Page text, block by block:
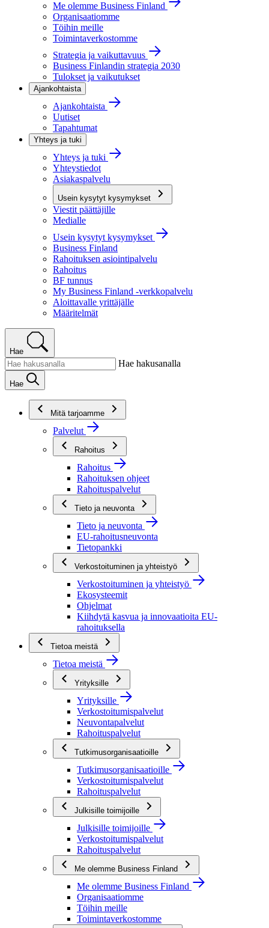
Me olemme Business Finland
Organisaatiomme
Töihin meille
Toimintaverkostomme
Strategia ja vaikuttavuus
Business Finlandin strategia 2030
Tulokset ja vaikutukset
Ajankohtaista
Ajankohtaista
Uutiset
Tapahtumat
Yhteys ja tuki
Yhteys ja tuki
Yhteystiedot
Asiakaspalvelu
Usein kysytyt kysymykset
Viestit päättäjille
Medialle
Usein kysytyt kysymykset
Business Finland
Rahoituksen asiointipalvelu
Rahoitus
BF tunnus
My Business Finland -verkkopalvelu
Aloittavalle yrittäjälle
Määritelmät
Hae
Hae hakusanalla
Hae
Mitä tarjoamme
Palvelut
Rahoitus
Rahoitus
Rahoituksen ohjeet
Rahoituspalvelut
Tieto ja neuvonta
Tieto ja neuvonta
EU-rahoitusneuvonta
Tietopankki
Verkostoituminen ja yhteistyö
Verkostoituminen ja yhteistyö
Ekosysteemit
Ohjelmat
Kiihdytä kasvua ja innovaatioita EU-
rahoituksella
Tietoa meistä
Tietoa meistä
Yrityksille
Yrityksille
Verkostoitumispalvelut
Neuvontapalvelut
Rahoituspalvelut
Tutkimusorganisaatioille
Tutkimusorganisaatioille
Verkostoitumispalvelut
Rahoituspalvelut
Julkisille toimijoille
Julkisille toimijoille
Verkostoitumispalvelut
Rahoituspalvelut
Me olemme Business Finland
Me olemme Business Finland
Organisaatiomme
Töihin meille
Toimintaverkostomme